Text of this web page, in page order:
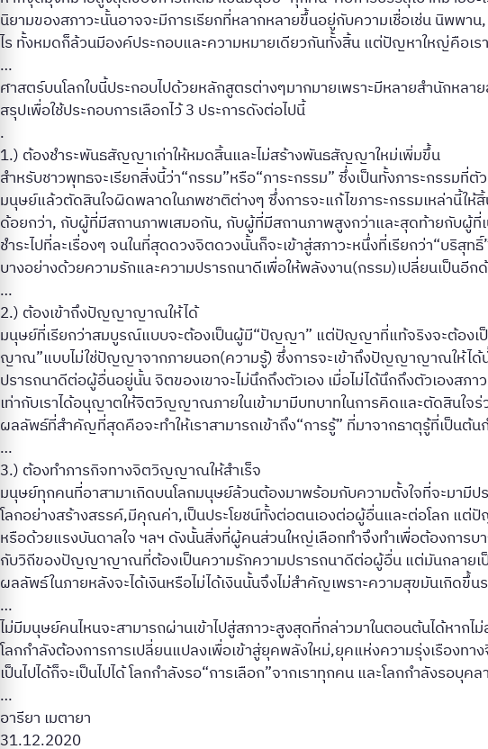
นิยามของสภาวะนั้นอาจจะมีการเรียกที่หลากหลายขึ้นอยู่กับความเชื่อเช่น นิพพา
ไร ทั้งหมดก็ล้วนมีองค์ประกอบและความหมายเดียวกันทั้งสิ้น แต่ปัญหาใหญ่คือเรา
…
ศาสตร์บนโลกใบนี้ประกอบไปด้วยหลักสูตรต่างๆมากมายเพราะมีหลายสำนักหล
สรุปเพื่อใช้ประกอบการเลือกไว้ 3 ประการดังต่อไปนี้
.
1.) ต้องชำระพันธสัญญาเก่าให้หมดสิ้นและไม่สร้างพันธสัญญาใหม่เพิ่มขึ้น
สำหรับชาวพุทธจะเรียกสิ่งนี้ว่า“กรรม”หรือ“ภาระกรรม” ซึ่งเป็นทั้งภาระกรรมที่
มนุษย์แล้วตัดสินใจผิดพลาดในภพชาติต่างๆ ซึ่งการจะแก้ไขภาระกรรมเหล่านี้ให้
ด้อยกว่า, กับผู้ที่มีสถานภาพเสมอกัน, กับผู้ที่มีสถานภาพสูงกว่าและสุดท้ายกับผู้ที่เ
ชำระไปที่ละเรื่องๆ จนในที่สุดดวงจิตดวงนั้นก็จะเข้าสู่สภาวะหนึ่งที่เรียกว่า“บริ
บางอย่างด้วยความรักและความปรารถนาดีเพื่อให้พลังงาน(กรรม)เปลี่ยนเป็นอี
…
2.) ต้องเข้าถึงปัญญาญาณให้ได้
มนุษย์ที่เรียกว่าสมบูรณ์แบบจะต้องเป็นผู้มี“ปัญญา” แต่ปัญญาที่แท้จริงจะต้องเ
ญาณ”แบบไม่ใช่ปัญญาจากภายนอก(ความรู้) ซึ่งการจะเข้าถึงปัญญาญาณให้ได้
ปรารถนาดีต่อผู้อื่นอยู่นั้น จิตของเขาจะไม่นึกถึงตัวเอง เมื่อไม่ได้นึกถึงตัวเอง
เท่ากับเราได้อนุญาตให้จิตวิญญาณภายในเข้ามามีบทบาทในการคิดและตัดสินใจ
ผลลัพธ์ที่สำคัญที่สุดคือจะทำให้เราสามารถเข้าถึง“การรู้” ที่มาจากธาตุรู้ที่เป็นต้น
…
3.) ต้องทำภารกิจทางจิตวิญญาณให้สำเร็จ
มนุษย์ทุกคนที่อาสามาเกิดบนโลกมนุษย์ล้วนต้องมาพร้อมกับความตั้งใจที่จะมามี
โลกอย่างสร้างสรรค์,มีคุณค่า,เป็นประโยชน์ทั้งต่อตนเองต่อผู้อื่นและต่อโลก แ
หรือด้วยแรงบันดาลใจ ฯลฯ ดังนั้นสิ่งที่ผู้คนส่วนใหญ่เลือกทำจึงทำเพื่อต้องการ
กับวิถีของปัญญาญาณที่ต้องเป็นความรักความปรารถนาดีต่อผู้อื่น แต่มันกลายเป็
ผลลัพธ์ในภายหลังจะได้เงินหรือไม่ได้เงินนั้นจึงไม่สำคัญเพราะความสุขมันเกิ
…
ไม่มีมนุษย์คนไหนจะสามารถผ่านเข้าไปสู่สภาวะสูงสุดที่กล่าวมาในตอนต้นได้หาก
โลกกำลังต้องการการเปลี่ยนแปลงเพื่อเข้าสู่ยุคพลังใหม่,ยุคแห่งความรุ่งเรือง
เป็นไปได้ก็จะเป็นไปได้ โลกกำลังรอ“การเลือก”จากเราทุกคน และโลกกำลังรอบุ
…
อารียา เมตายา
31.12.2020